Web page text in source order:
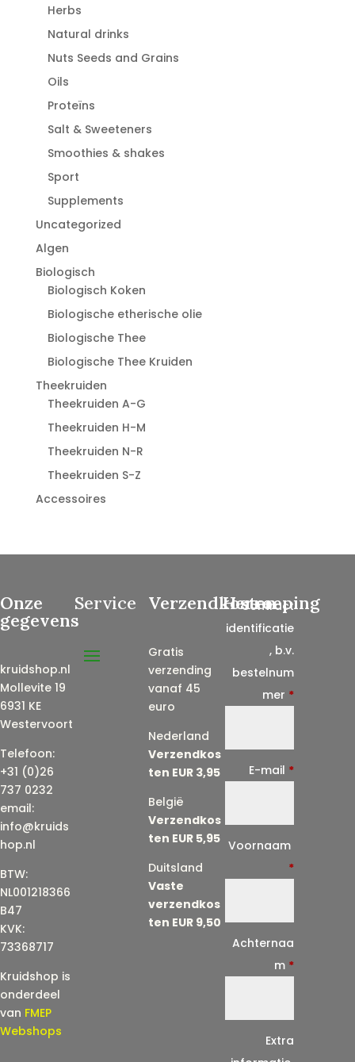
Herbs
Natural drinks
Nuts Seeds and Grains
Oils
Proteïns
Salt & Sweeteners
Smoothies & shakes
Sport
Supplements
Uncategorized
Algen
Biologisch
Biologisch Koken
Biologische etherische olie
Biologische Thee
Biologische Thee Kruiden
Theekruiden
Theekruiden A-G
Theekruiden H-M
Theekruiden N-R
Theekruiden S-Z
Accessoires
Onze
gegevens
kruidshop.nl
Mollevite 19
6931 KE
Westervoort
Telefoon:
+31 (0)26
737 0232
email:
info@kruids
hop.nl
BTW:
NL001218366
B47
KVK:
73368717
Kruidshop is
onderdeel
van FMEP
Webshops
Service Verzendkosten
Gratis
verzending
vanaf 45
euro
Nederland
Verzendkos
ten EUR 3,95
België
Verzendkos
ten EUR 5,95
Duitsland
Vaste
verzendkos
ten EUR 9,50
Herroeping
Contract
identificatie
, b.v.
bestelnum
mer *
E-mail *
Voornaam
*
Achternaa
m *
Extra